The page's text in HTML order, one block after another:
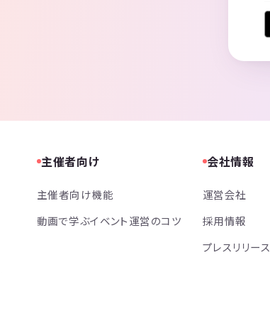
主催者向け
主催者向け機能
動画で学ぶイベント運営のコツ
会社情報
運営会社
採用情報
プレスリリース